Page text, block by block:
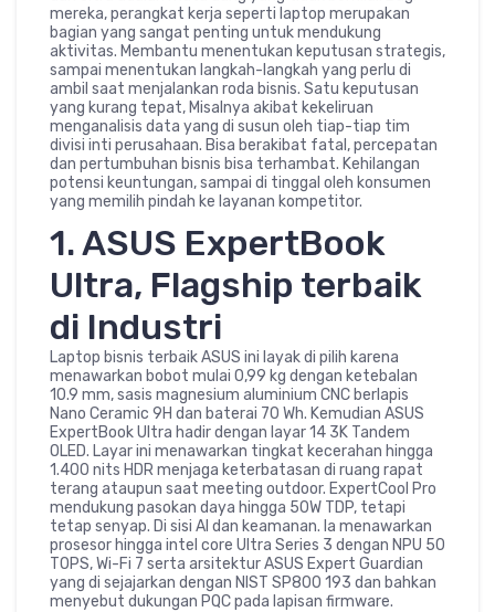
mereka, perangkat kerja seperti laptop merupakan
bagian yang sangat penting untuk mendukung
aktivitas. Membantu menentukan keputusan strategis,
sampai menentukan langkah-langkah yang perlu di
ambil saat menjalankan roda bisnis. Satu keputusan
yang kurang tepat, Misalnya akibat kekeliruan
menganalisis data yang di susun oleh tiap-tiap tim
divisi inti perusahaan. Bisa berakibat fatal, percepatan
dan pertumbuhan bisnis bisa terhambat. Kehilangan
potensi keuntungan, sampai di tinggal oleh konsumen
yang memilih pindah ke layanan kompetitor.
1. ASUS ExpertBook
Ultra, Flagship terbaik
di Industri
Laptop bisnis terbaik ASUS ini layak di pilih karena
menawarkan bobot mulai 0,99 kg dengan ketebalan
10.9 mm, sasis magnesium aluminium CNC berlapis
Nano Ceramic 9H dan baterai 70 Wh. Kemudian ASUS
ExpertBook Ultra hadir dengan layar 14 3K Tandem
OLED. Layar ini menawarkan tingkat kecerahan hingga
1.400 nits HDR menjaga keterbatasan di ruang rapat
terang ataupun saat meeting outdoor. ExpertCool Pro
mendukung pasokan daya hingga 50W TDP, tetapi
tetap senyap. Di sisi AI dan keamanan. Ia menawarkan
prosesor hingga intel core Ultra Series 3 dengan NPU 50
TOPS, Wi-Fi 7 serta arsitektur ASUS Expert Guardian
yang di sejajarkan dengan NIST SP800 193 dan bahkan
menyebut dukungan PQC pada lapisan firmware.